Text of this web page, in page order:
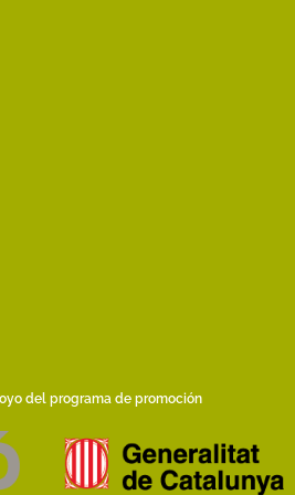
del programa de promoción